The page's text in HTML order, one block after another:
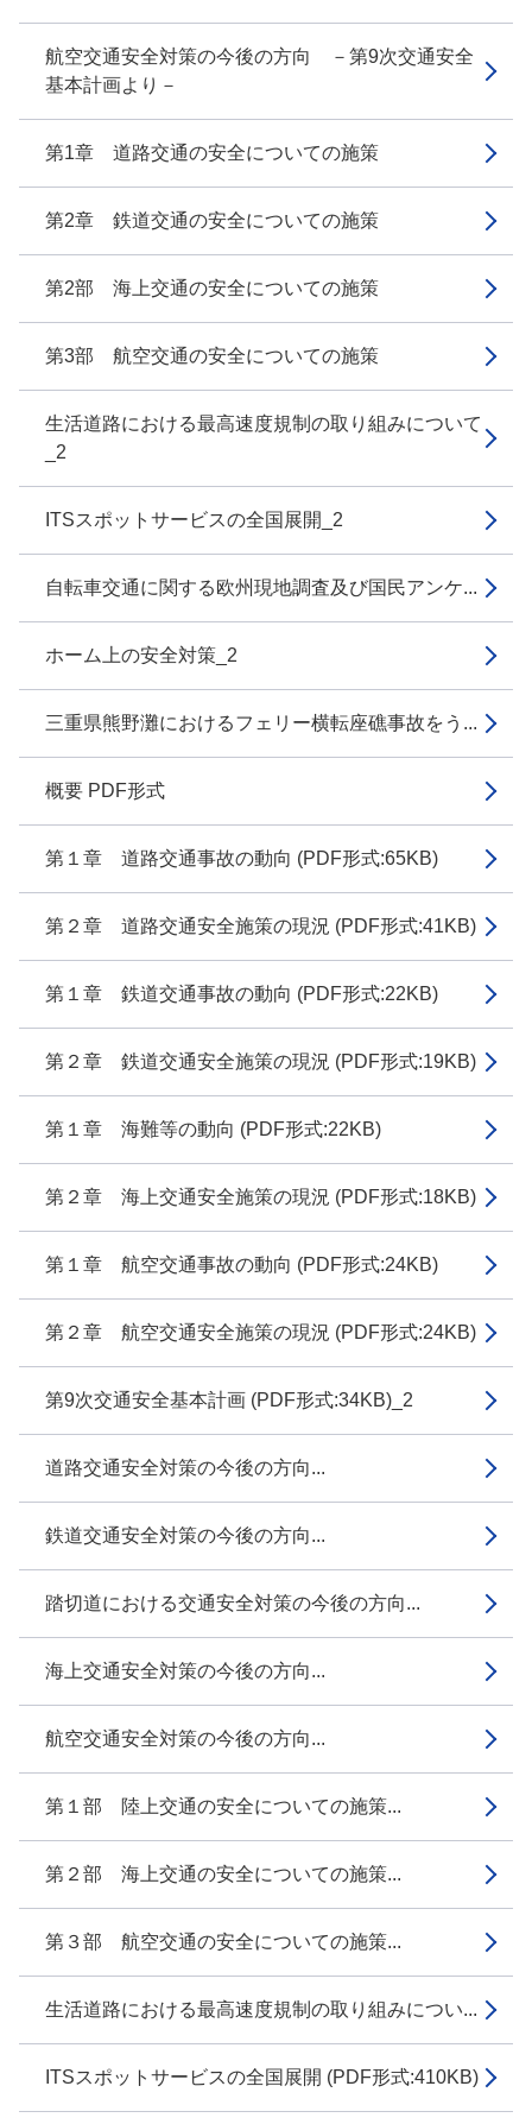
航空交通安全対策の今後の方向 －第9次交通安全
基本計画より－
第1章 道路交通の安全についての施策
第2章 鉄道交通の安全についての施策
第2部 海上交通の安全についての施策
第3部 航空交通の安全についての施策
生活道路における最高速度規制の取り組みについて
_2
ITSスポットサービスの全国展開_2
自転車交通に関する欧州現地調査及び国民アンケ...
ホーム上の安全対策_2
三重県熊野灘におけるフェリー横転座礁事故をう...
概要 PDF形式
第１章 道路交通事故の動向 (PDF形式:65KB)
第２章 道路交通安全施策の現況 (PDF形式:41KB)
第１章 鉄道交通事故の動向 (PDF形式:22KB)
第２章 鉄道交通安全施策の現況 (PDF形式:19KB)
第１章 海難等の動向 (PDF形式:22KB)
第２章 海上交通安全施策の現況 (PDF形式:18KB)
第１章 航空交通事故の動向 (PDF形式:24KB)
第２章 航空交通安全施策の現況 (PDF形式:24KB)
第9次交通安全基本計画 (PDF形式:34KB)_2
道路交通安全対策の今後の方向...
鉄道交通安全対策の今後の方向...
踏切道における交通安全対策の今後の方向...
海上交通安全対策の今後の方向...
航空交通安全対策の今後の方向...
第１部 陸上交通の安全についての施策...
第２部 海上交通の安全についての施策...
第３部 航空交通の安全についての施策...
生活道路における最高速度規制の取り組みについ...
ITSスポットサービスの全国展開 (PDF形式:410KB)